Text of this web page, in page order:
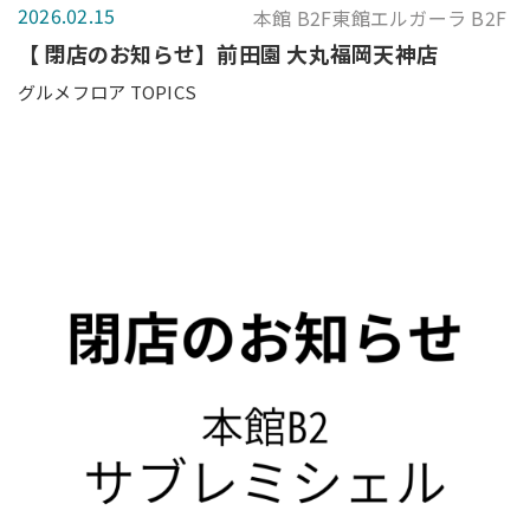
2026.02.15 本館 B2F東館エルガーラ B2F
【 閉店のお知らせ】前田園 大丸福岡天神店
グルメフロア TOPICS